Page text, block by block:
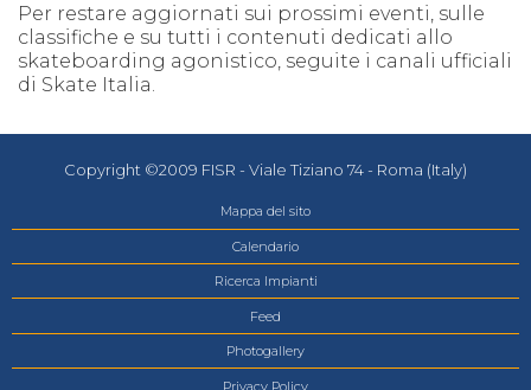
Per restare aggiornati sui prossimi eventi, sulle
classifiche e su tutti i contenuti dedicati allo
skateboarding agonistico, seguite i canali ufficiali
di Skate Italia.
Copyright ©2009 FISR - Viale Tiziano 74 - Roma (Italy)
Mappa del sito
Calendario
Ricerca Impianti
Feed
Photogallery
Privacy Policy